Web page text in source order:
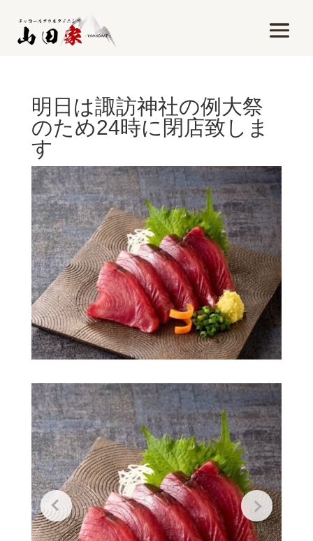
明日は諏訪神社の例大祭
のため24時に閉店致しま
す